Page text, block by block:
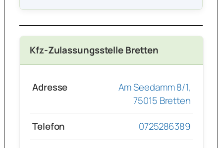
Kfz-Zulassungsstelle Bretten
Adresse
Am Seedamm 8/1,
75015 Bretten
Telefon
0725286389